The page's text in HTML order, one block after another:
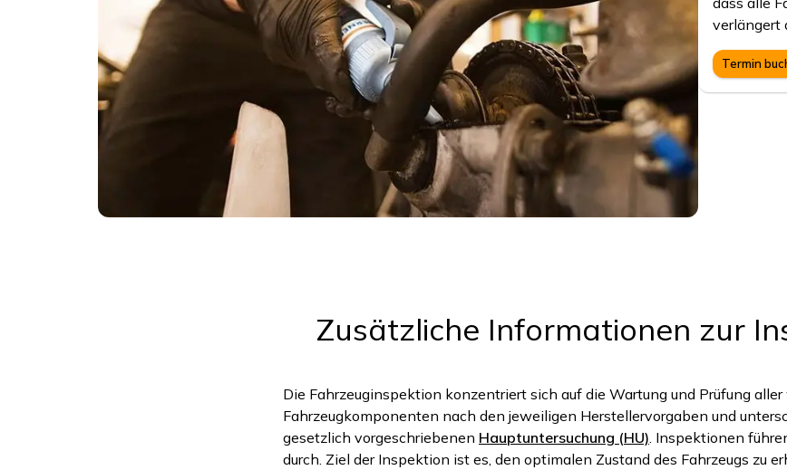
verlängert
Termin
Zusätzliche Informationen zur
Die Fahrzeuginspektion konzentriert sich auf die Wartung und Prüfung
Fahrzeugkomponenten nach den jeweiligen Herstellervorgaben und
gesetzlich vorgeschriebenen Hauptuntersuchung (HU). Inspektionen
durch. Ziel der Inspektion ist es, den optimalen Zustand des Fahrzeugs zu